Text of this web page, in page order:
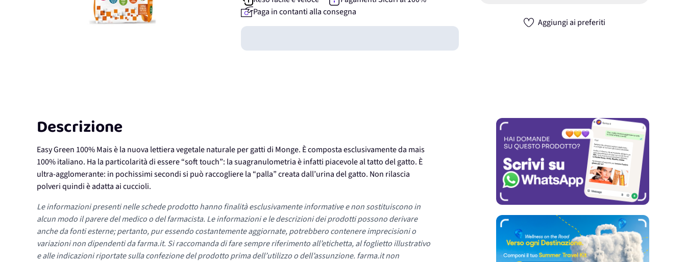
Aggiungi ai preferiti
Paga in contanti alla consegna
Guadagna
Descrizione
Easy Green 100% Mais è la nuova lettiera vegetale naturale per gatti di Monge. È composta esclusivamente da mais
100% italiano. Ha la particolarità di essere “soft touch”: la suagranulometria è infatti piacevole al tatto del gatto. È
ultra-agglomerante: in pochissimi secondi si può raccogliere la “palla” creata dall’urina del gatto. Non rilascia
polveri quindi è adatta ai cuccioli.
Le informazioni presenti nelle schede prodotto hanno finalità esclusivamente informative e non sostituiscono in
alcun modo il parere del medico o del farmacista. Le informazioni e le descrizioni dei prodotti possono derivare
anche da fonti esterne; pertanto, pur essendo costantemente aggiornate, potrebbero contenere imprecisioni o
variazioni non dipendenti da farma.it. Si raccomanda di fare sempre riferimento all’etichetta, al foglietto illustrativo
e alle indicazioni riportate sulla confezione del prodotto prima dell’utilizzo o dell’assunzione. farma.it non